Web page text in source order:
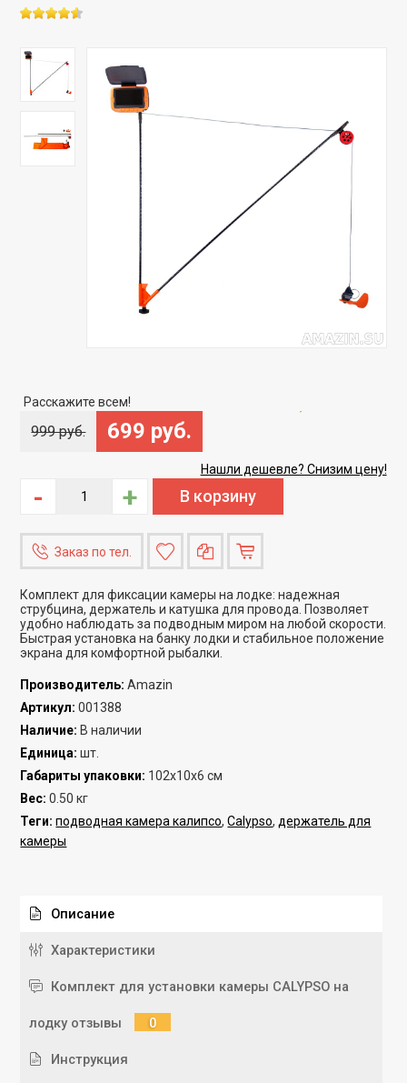
Расскажите всем!
999 руб. 699 руб.
Нашли дешевле? Снизим цену!
- +
Заказ по тел.
Комплект для фиксации камеры на лодке: надежная
струбцина, держатель и катушка для провода. Позволяет
удобно наблюдать за подводным миром на любой скорости.
Быстрая установка на банку лодки и стабильное положение
экрана для комфортной рыбалки.
Производитель: Amazin
Артикул: 001388
Наличие: В наличии
Единица: шт.
Габариты упаковки: 102x10x6 см
Вес: 0.50 кг
Теги: подводная камера калипсо,Calypso, держатель для
камеры
Описание
Характеристики
Комплект для установки камеры CALYPSO на
лодку отзывы 0
Инструкция